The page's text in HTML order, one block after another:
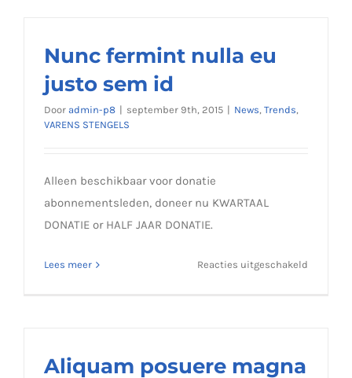
Nunc fermint nulla eu
justo sem id
Door admin-p8 | september 9th, 2015 | News, Trends,
VARENS STENGELS
Alleen beschikbaar voor donatie
abonnementsleden, doneer nu KWARTAAL
DONATIE or HALF JAAR DONATIE.
Lees meer Reacties uitgeschakeld
Aliquam posuere magna